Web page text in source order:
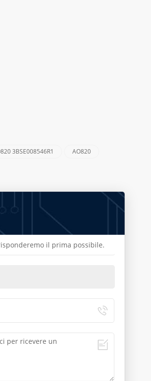
3BSE008546R1
AO820
il prima possibile.